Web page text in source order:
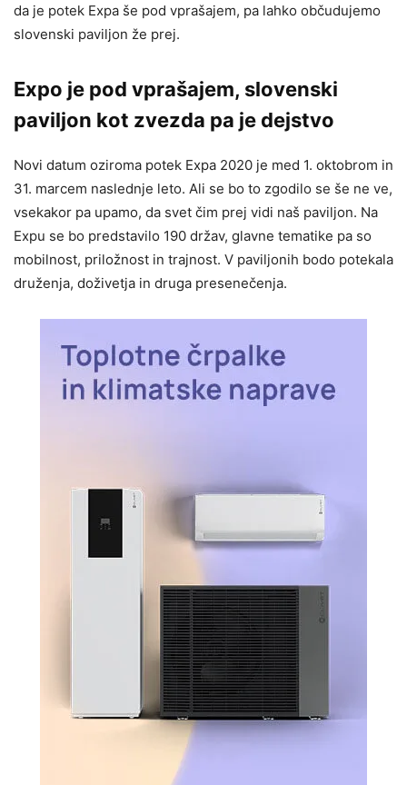
da je potek Expa še pod vprašajem, pa lahko občudujemo
slovenski paviljon že prej.
Expo je pod vprašajem, slovenski
paviljon kot zvezda pa je dejstvo
Novi datum oziroma potek Expa 2020 je med 1. oktobrom in
31. marcem naslednje leto. Ali se bo to zgodilo se še ne ve,
vsekakor pa upamo, da svet čim prej vidi naš paviljon. Na
Expu se bo predstavilo 190 držav, glavne tematike pa so
mobilnost, priložnost in trajnost. V paviljonih bodo potekala
druženja, doživetja in druga presenečenja.